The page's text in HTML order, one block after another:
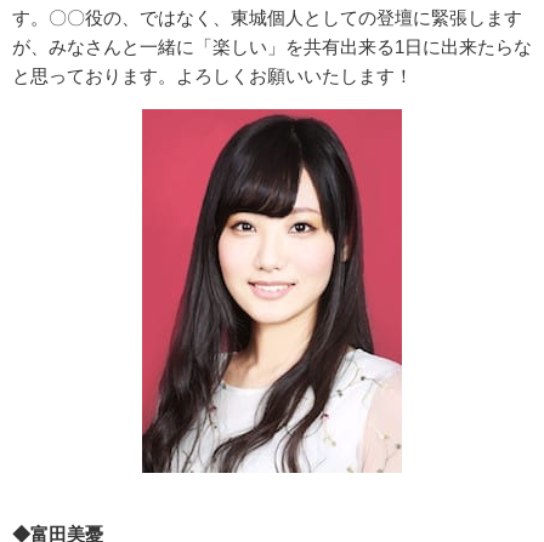
す。〇〇役の、ではなく、東城個人としての登壇に緊張します
が、みなさんと一緒に「楽しい」を共有出来る1日に出来たらな
と思っております。よろしくお願いいたします！
◆富田美憂